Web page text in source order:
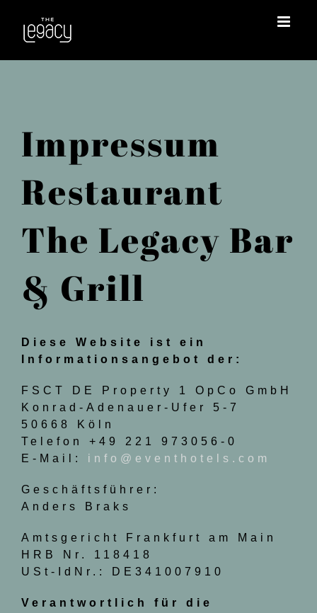
Inhalt
springen
Impressum
Restaurant
The Legacy Bar
& Grill
Diese Website ist ein
Informationsangebot der:
FSCT DE Property 1 OpCo GmbH
Konrad-Adenauer-Ufer 5-7
50668 Köln
Telefon +49 221 973056-0
E-Mail: info@eventhotels.com
Geschäftsführer:
Anders Braks
Amtsgericht Frankfurt am Main
HRB Nr. 118418
USt-IdNr.: DE341007910
Verantwortlich für die